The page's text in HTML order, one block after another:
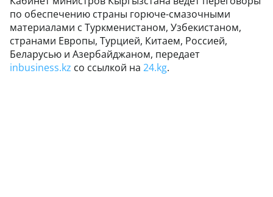
по обеспечению страны горюче-смазочными
материалами с Туркменистаном, Узбекистаном,
странами Европы, Турцией, Китаем, Россией,
Беларусью и Азербайджаном, передает
inbusiness.kz со ссылкой на 24.kg.